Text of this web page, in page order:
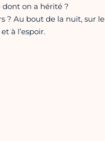
dont on a hérité ?
? Au bout de la nuit, sur le
à l’espoir.